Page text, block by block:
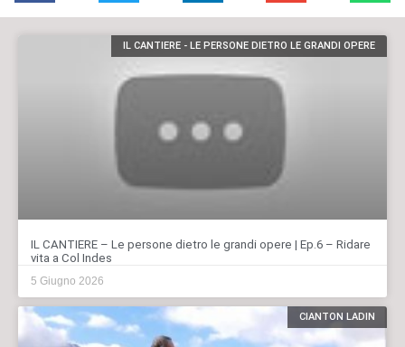
IL CANTIERE - LE PERSONE DIETRO LE GRANDI OPERE
IL CANTIERE – Le persone dietro le grandi opere | Ep.6 – Ridare
vita a Col Indes
5 Giugno 2026
CIANTON LADIN